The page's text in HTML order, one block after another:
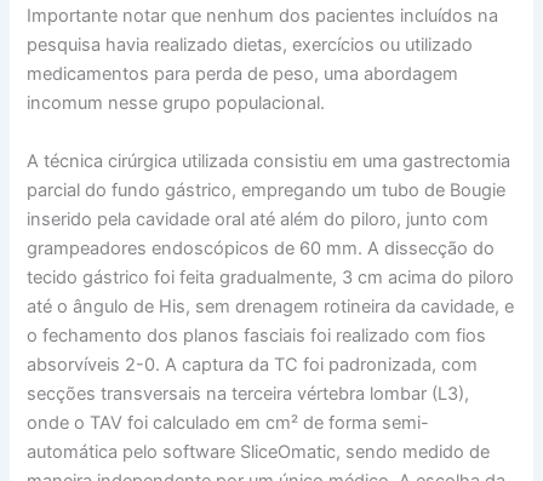
Importante notar que nenhum dos pacientes incluídos na
pesquisa havia realizado dietas, exercícios ou utilizado
medicamentos para perda de peso, uma abordagem
incomum nesse grupo populacional.
A técnica cirúrgica utilizada consistiu em uma gastrectomia
parcial do fundo gástrico, empregando um tubo de Bougie
inserido pela cavidade oral até além do piloro, junto com
grampeadores endoscópicos de 60 mm. A dissecção do
tecido gástrico foi feita gradualmente, 3 cm acima do piloro
até o ângulo de His, sem drenagem rotineira da cavidade, e
o fechamento dos planos fasciais foi realizado com fios
absorvíveis 2-0. A captura da TC foi padronizada, com
secções transversais na terceira vértebra lombar (L3),
onde o TAV foi calculado em cm² de forma semi-
automática pelo software SliceOmatic, sendo medido de